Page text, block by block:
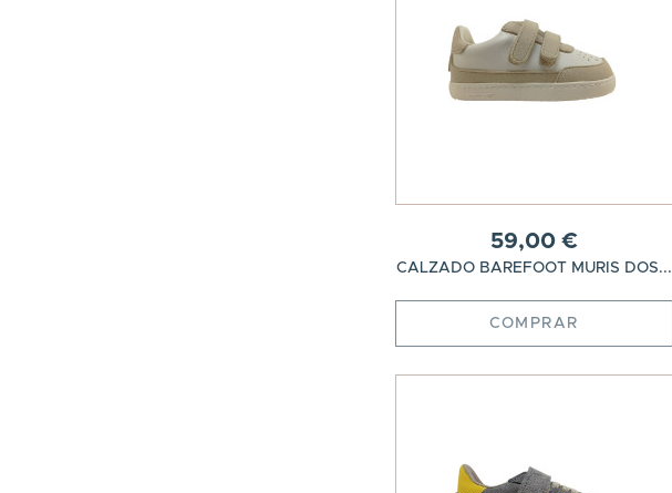
59,00 €
CALZADO BAREFOOT MURIS DOS...
COMPRAR